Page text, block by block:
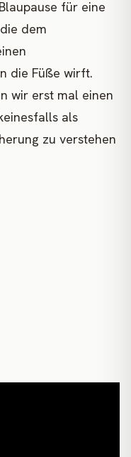
für eine
dem
die Füße wirft.
wir erst mal einen
als
zu verstehen